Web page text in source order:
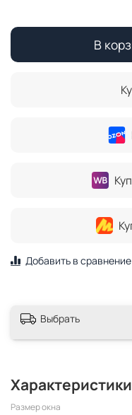
В
Добавить в сравнение
Выбрать
Характеристики
Размер окна